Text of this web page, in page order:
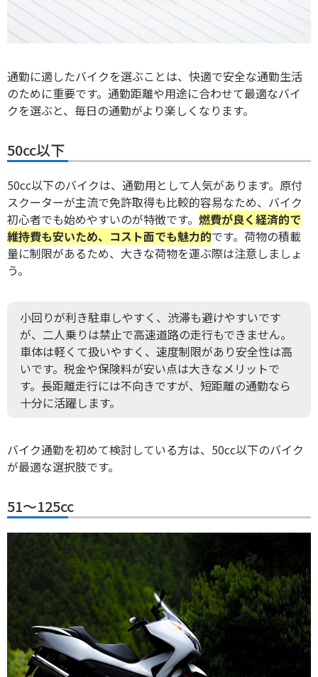
通勤に適したバイクを選ぶことは、 快適で安全な通勤生活
のために重要です。通勤距離や用途に合わせて最適なバイ
クを選ぶと、毎日の通勤がより楽しくなります。
50cc以下
50cc以下のバイクは、通勤用として人気があります。原付
スクーターが主流で免許取得も比較的容易なため、バイク
初心者でも始めやすいのが特徴です。 燃費が良く経済的で
維持費も安いため、コスト面でも魅力的です。荷物の積載
量に制限があるため、大きな荷物を運ぶ際は注意しましょ
う。
小回りが利き駐車しやすく、渋滞も避けやすいです
が、二人乗りは禁止で高速道路の走行もできません。
車体は軽くて扱いやすく、速度制限があり安全性は高
いです。 税金や保険料が安い点は大きなメリットで
す。長距離走行には不向きですが、短距離の通勤なら
十分に活躍します。
バイク通勤を初めて検討している方は、50cc以下のバイク
が最適な選択肢です。
51〜125cc